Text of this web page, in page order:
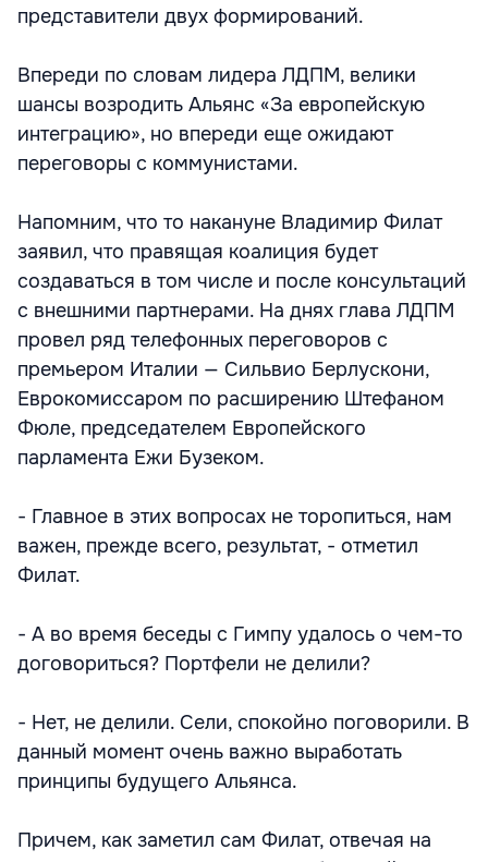
представители двух формирований.
Впереди по словам лидера ЛДПМ, велики
шансы возродить Альянс «За европейскую
интеграцию», но впереди еще ожидают
переговоры с коммунистами.
Напомним, что то накануне Владимир Филат
заявил, что правящая коалиция будет
создаваться в том числе и после консультаций
с внешними партнерами. На днях глава ЛДПМ
провел ряд телефонных переговоров с
премьером Италии — Сильвио Берлускони,
Еврокомиссаром по расширению Штефаном
Фюле, председателем Европейского
парламента Ежи Бузеком.
- Главное в этих вопросах не торопиться, нам
важен, прежде всего, результат, - отметил
Филат.
- А во время беседы с Гимпу удалось о чем-то
договориться? Портфели не делили?
- Нет, не делили. Сели, спокойно поговорили. В
данный момент очень важно выработать
принципы будущего Альянса.
Причем, как заметил сам Филат, отвечая на